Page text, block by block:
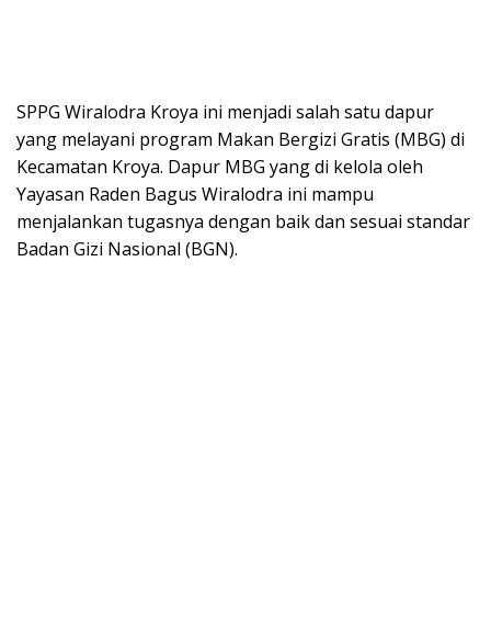
SPPG Wiralodra Kroya ini menjadi salah satu dapur
yang melayani program Makan Bergizi Gratis (MBG) di
Kecamatan Kroya. Dapur MBG yang di kelola oleh
Yayasan Raden Bagus Wiralodra ini mampu
menjalankan tugasnya dengan baik dan sesuai standar
Badan Gizi Nasional (BGN).